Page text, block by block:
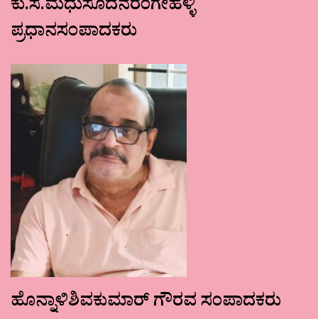
ಕು.ಸ.ಮಧುಸೂದನರಂಗೇಹಳ್ಳಿ
ಪ್ರಧಾನಸಂಪಾದಕರು
ಹೊನ್ನಾಳಿಶಿವಕುಮಾರ್ ಗೌರವ ಸಂಪಾದಕರು